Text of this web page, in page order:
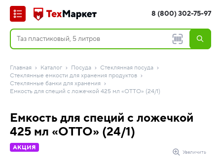
8 (800) 302-75-97
Главная Каталог Посуда
Стеклянная посуда
Стеклянные емкости для хранения продуктов
Стеклянные банки для хранения
Емкость для специй с ложечкой 425 мл «OTTO» (24/1)
Емкость для специй с ложечкой
425 мл «OTTO» (24/1)
АКЦИЯ
Увеличить